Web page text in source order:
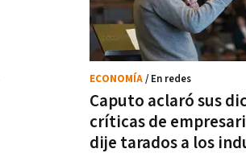
Caputo aclaró sus
críticas de
dije tarados a los
ECONOMÍA/ En redes